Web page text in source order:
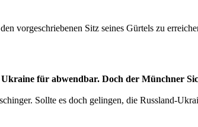
vorgeschriebenen Sitz seines Gürtels zu
für abwendbar. Doch der Münchner
Sollte es doch gelingen, die Russland-